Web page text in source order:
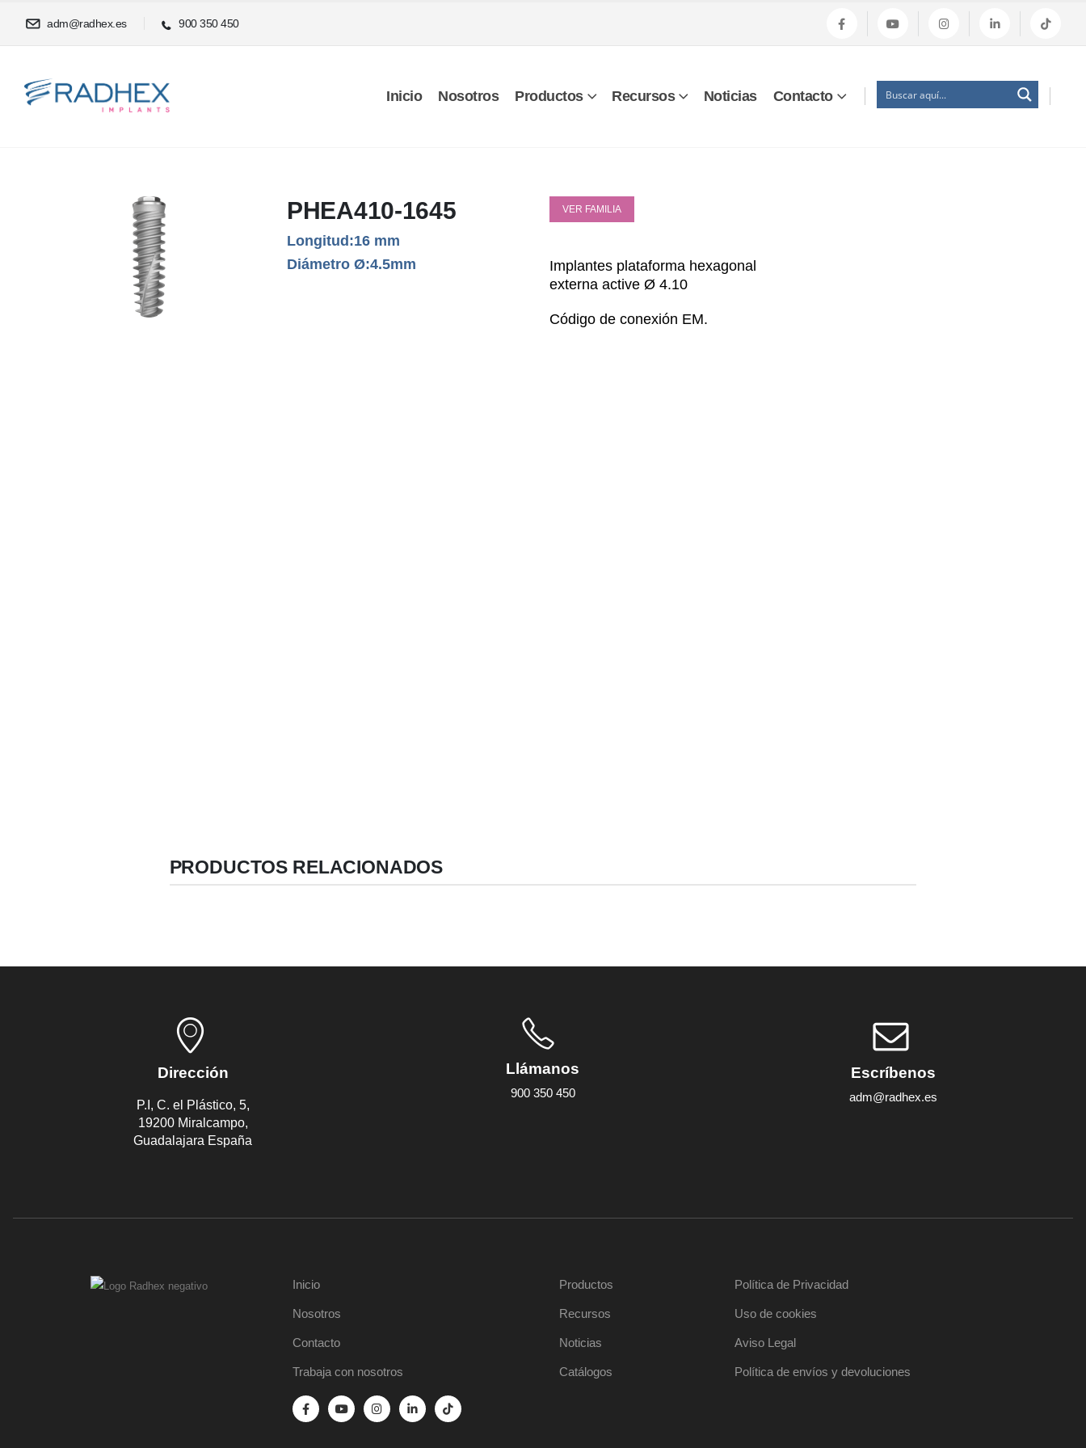
adm@radhex.es 900 350 450
Inicio Nosotros Productos Recursos Noticias Contacto
PHEA410-1645
Longitud:16 mm
Diámetro Ø:4.5mm
VER FAMILIA
Implantes plataforma hexagonal
externa active Ø 4.10
Código de conexión EM.
PRODUCTOS RELACIONADOS
Dirección
P.I, C. el Plástico, 5,
19200 Miralcampo,
Guadalajara España
Llámanos
900 350 450
Escríbenos
adm@radhex.es
Inicio
Nosotros
Contacto
Trabaja con nosotros
Productos
Recursos
Noticias
Catálogos
Política de Privacidad
Uso de cookies
Aviso Legal
Política de envíos y devoluciones